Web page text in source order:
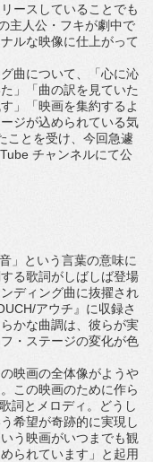
ースしていることでも
主人公・ フキが劇中で
ルな映像に仕上がって
曲について、「心に沁
」「曲の訳を見ていた
」「映画を集約するよ
ジが込められている気
ことを受け、今回急遽
チャンネルにて公
」
という言葉の意味に
る歌詞がしばしば登場
ディング曲に抜擢され
アウチ』に収録さ
かな曲調は、 彼らが実
・ ステージの変化が色
の映画の全体像がようや
この映画のために作ら
詞とメロディ。
どうし
希望が奇跡的に実現し
いう映画がいつまでも観
られています」と起用